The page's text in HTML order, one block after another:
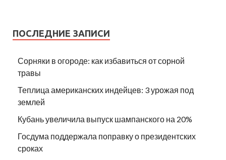
ПОСЛЕДНИЕ ЗАПИСИ
Сорняки в огороде: как избавиться от сорной
травы
Теплица американских индейцев: 3 урожая под
землей
Кубань увеличила выпуск шампанского на 20%
Госдума поддержала поправку о президентских
сроках